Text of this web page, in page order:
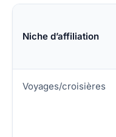
Niche d’affiliation
Voyages/croisières